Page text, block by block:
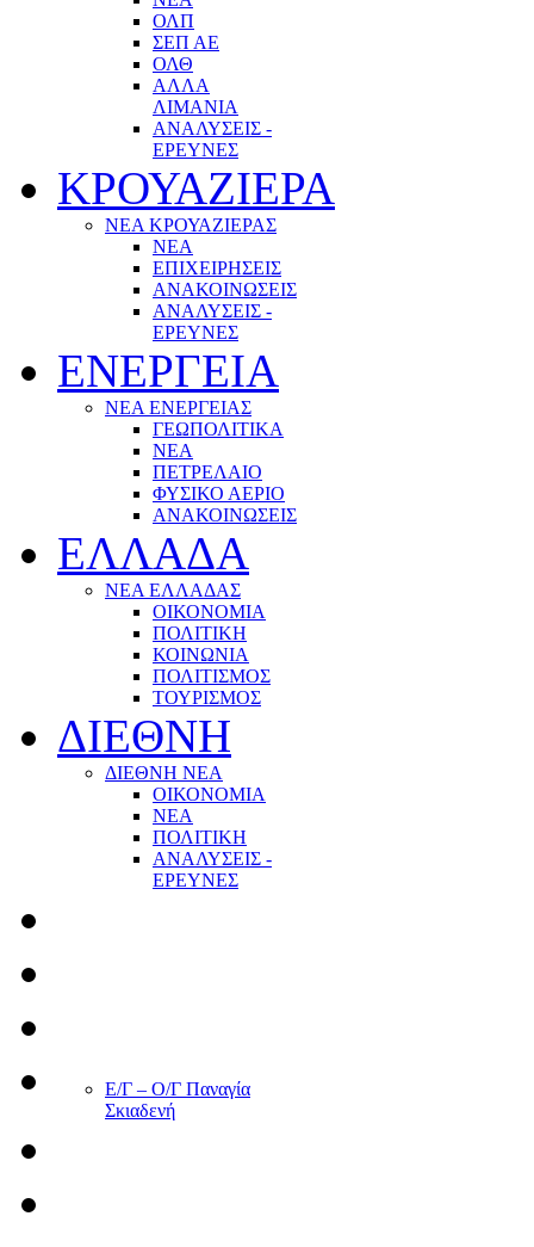
ΟΛΠ
ΣΕΠ ΑΕ
ΟΛΘ
ΑΛΛΑ
ΛΙΜΑΝΙΑ
ΑΝΑΛΥΣΕΙΣ -
ΕΡΕΥΝΕΣ
ΚΡΟΥΑΖΙΕΡΑ
ΝΕΑ ΚΡΟΥΑΖΙΕΡΑΣ
NEA
ΕΠΙΧΕΙΡΗΣΕΙΣ
ΑΝΑΚΟΙΝΩΣΕΙΣ
ΑΝΑΛΥΣΕΙΣ -
ΕΡΕΥΝΕΣ
ΕΝΕΡΓΕΙΑ
ΝΕΑ ΕΝΕΡΓΕΙΑΣ
ΓΕΩΠΟΛΙΤΙΚΑ
ΝΕΑ
ΠΕΤΡΕΛΑΙΟ
ΦΥΣΙΚΟ ΑΕΡΙΟ
ΑΝΑΚΟΙΝΩΣΕΙΣ
ΕΛΛΑΔΑ
ΝΕΑ ΕΛΛΑΔΑΣ
ΟΙΚΟΝΟΜΙΑ
ΠΟΛΙΤΙΚΗ
ΚΟΙΝΩΝΙΑ
ΠΟΛΙΤΙΣΜΟΣ
ΤΟΥΡΙΣΜΟΣ
ΔΙΕΘΝΗ
ΔΙΕΘΝΗ ΝΕΑ
ΟΙΚΟΝΟΜΙΑ
ΝΕΑ
ΠΟΛΙΤΙΚΗ
ΑΝΑΛΥΣΕΙΣ -
ΕΡΕΥΝΕΣ
Ε/Γ – Ο/Γ Παναγία
Σκιαδενή